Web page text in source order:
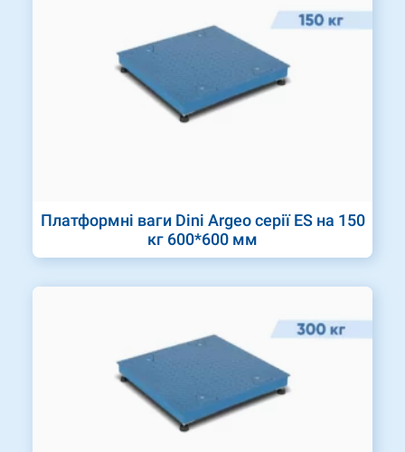
Платформні ваги Dini Argeo серії ES на 150
кг 600*600 мм